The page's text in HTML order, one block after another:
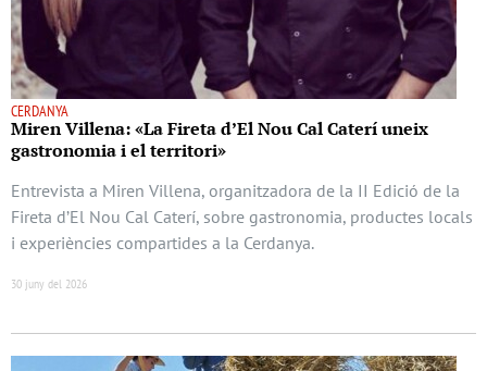
CERDANYA
Miren Villena: «La Fireta d’El Nou Cal Caterí uneix
gastronomia i el territori»
Entrevista a Miren Villena, organitzadora de la II Edició de la
Fireta d’El Nou Cal Caterí, sobre gastronomia, productes locals
i experiències compartides a la Cerdanya.
30 juny del 2026